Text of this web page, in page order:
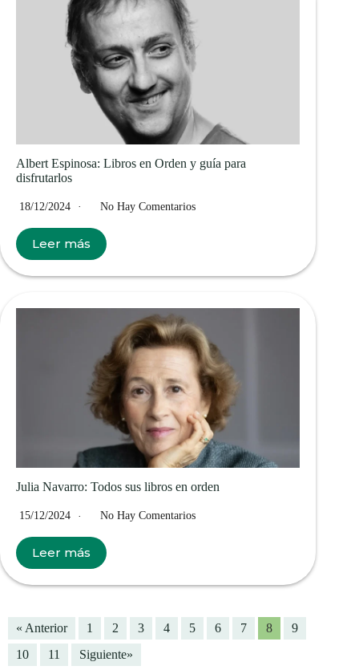
Albert Espinosa: Libros en Orden y guía para
disfrutarlos
18/12/2024 No Hay Comentarios
Leer más
Julia Navarro: Todos sus libros en orden
15/12/2024 No Hay Comentarios
Leer más
« Anterior 1 2 3 4 5 6 7 8
9
10
11 Siguiente»